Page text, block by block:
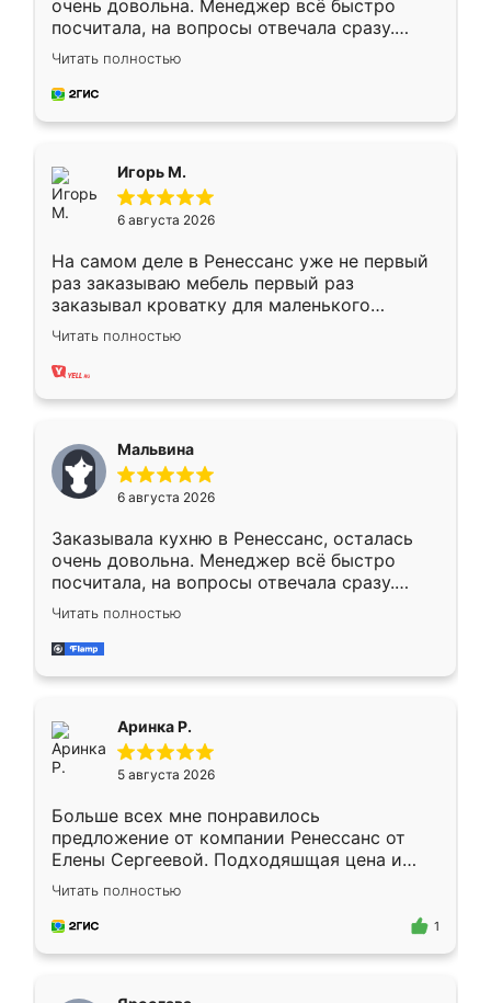
очень довольна. Менеджер всё быстро
посчитала, на вопросы отвечала сразу.
Замерщик приехал в субботу, подошёл к
делу со всей ответственностью. Собрали
за день, ребята работали аккуратно, даже
Читать полностью
Игорь М.
6 августа 2026
На самом деле в Ренессанс уже не первый
раз заказываю мебель первый раз
заказывал кроватку для маленького
ребёнка при его рождении ,во второй раз
заказал шкаф-купе. По качеству очень
хорошее сборка достаточно быстрая,
меньше, здесь же он более разнообразный.
Мне нравится ,если что-то потребуется из
мебели буду заказывать только здесь.
Читать полностью
Мальвина
6 августа 2026
Заказывала кухню в Ренессанс, осталась
очень довольна. Менеджер всё быстро
посчитала, на вопросы отвечала сразу.
Замерщик приехал в субботу, подошёл к
делу со всей ответственностью. Собрали
за день, ребята работали аккуратно, даже
Читать полностью
Аринка Р.
5 августа 2026
Больше всех мне понравилось
предложение от компании Ренессанс от
Елены Сергеевой. Подходяшщая цена и
короткие сроки изготовления. Приехавший
для замера сотрудник Владислав
предложил по моему эскизу самый
Читать полностью
1